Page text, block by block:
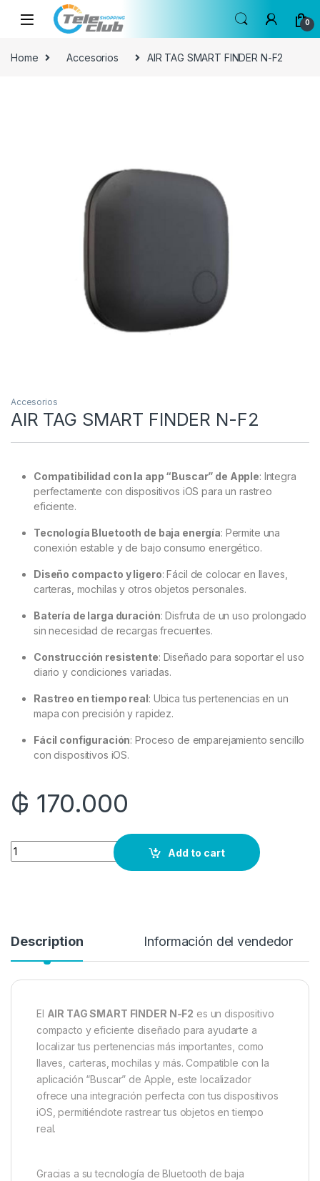
Skip to navigation
Skip to content
0
Home Accesorios AIR TAG SMART FINDER N-F2
Accesorios
AIR TAG SMART FINDER N-F2
Compatibilidad con la app “Buscar” de Apple: Integra
perfectamente con dispositivos iOS para un rastreo
eficiente.
Tecnología Bluetooth de baja energía: Permite una
conexión estable y de bajo consumo energético.
Diseño compacto y ligero:Fácil de colocar en llaves,
carteras, mochilas y otros objetos personales.
Batería de larga duración:Disfruta de un uso prolongado
sin necesidad de recargas frecuentes.
Construcción resistente: Diseñado para soportar el uso
diario y condiciones variadas.
Rastreo en tiempo real: Ubica tus pertenencias en un
mapa con precisión y rapidez.
Fácil configuración:Proceso de emparejamiento sencillo
con dispositivos iOS.
₲ 170.000
Quantity
Add to cart
Description Información del vendedor
El AIR TAG SMART FINDER N-F2 es un dispositivo
compacto y eficiente diseñado para ayudarte a
localizar tus pertenencias más importantes, como
llaves, carteras, mochilas y más. Compatible con la
aplicación “Buscar” de Apple, este localizador
ofrece una integración perfecta con tus dispositivos
iOS, permitiéndote rastrear tus objetos en tiempo
real.
Gracias a su tecnología de Bluetooth de baja